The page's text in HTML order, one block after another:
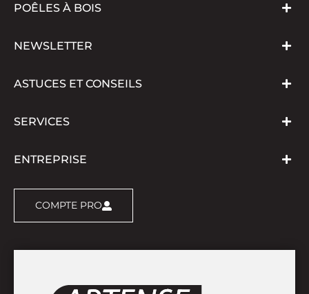
POÊLES À BOIS
NEWSLETTER
ASTUCES ET CONSEILS
SERVICES
ENTREPRISE
COMPTE PRO